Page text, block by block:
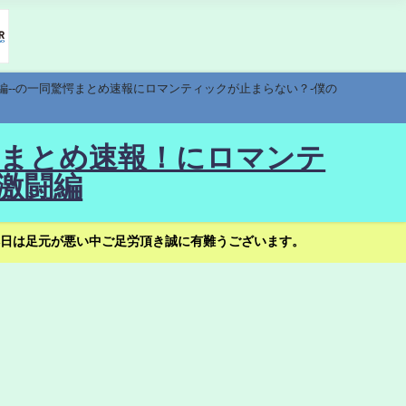
の一同驚愕まとめ速報にロマンティックが止まらない？-僕の
とめ速報！にロマンテ
闘編
足元が悪い中ご足労頂き誠に有難うございます。